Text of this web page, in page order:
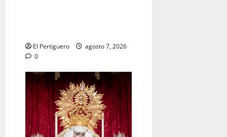
El Pertiguero
agosto 7, 2026
0